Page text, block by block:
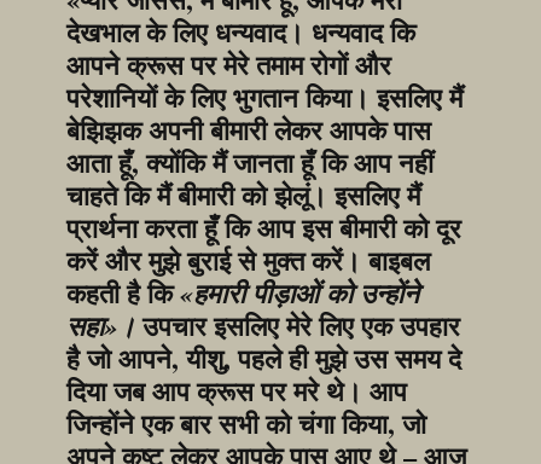
देखभाल के लिए धन्यवाद। धन्यवाद कि
आपने क्रूस पर मेरे तमाम रोगों और
परेशानियों के लिए भुगतान किया। इसलिए मैं
बेझिझक अपनी बीमारी लेकर आपके पास
आता हूँ, क्योंकि मैं जानता हूँ कि आप नहीं
चाहते कि मैं बीमारी को झेलूं। इसलिए मैं
प्रार्थना करता हूँ कि आप इस बीमारी को दूर
करें और मुझे बुराई से मुक्त करें। बाइबल
कहती है कि «हमारी पीड़ाओं को उन्होंने
सहा»। उपचार इसलिए मेरे लिए एक उपहार
है जो आपने, यीशु, पहले ही मुझे उस समय दे
दिया जब आप क्रूस पर मरे थे। आप
जिन्होंने एक बार सभी को चंगा किया, जो